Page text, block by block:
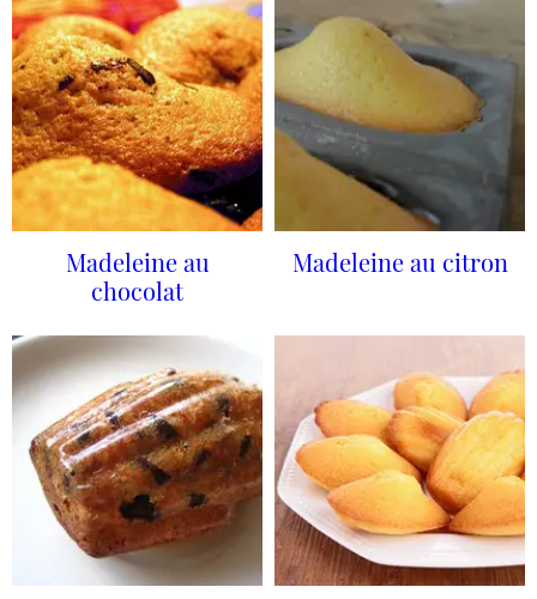
Madeleine au
chocolat
Madeleine au citron